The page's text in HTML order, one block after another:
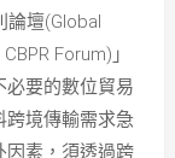
壇(Global
Forum)」
必要的數位貿易
跨境傳輸需求急
因素，須透過跨